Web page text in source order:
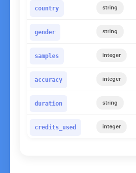
country string
gender string
samples integer
accuracy integer
duration string
credits_used integer